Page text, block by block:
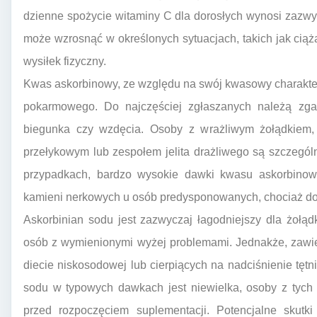
dzienne spożycie witaminy C dla dorosłych wynosi
może wzrosnąć w określonych sytuacjach, takich jak
wysiłek fizyczny.
Kwas askorbinowy, ze względu na swój kwasowy
pokarmowego. Do najczęściej zgłaszanych należą
biegunka czy wzdęcia. Osoby z wrażliwym
przełykowym lub zespołem jelita drażliwego są
przypadkach, bardzo wysokie dawki kwasu
kamieni nerkowych u osób predysponowanych, chociaż
Askorbinian sodu jest zazwyczaj łagodniejszy dla
osób z wymienionymi wyżej problemami. Jednakże,
diecie niskosodowej lub cierpiących na nadciśnienie
sodu w typowych dawkach jest niewielka, osoby z
przed rozpoczęciem suplementacji. Potencjalne